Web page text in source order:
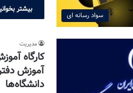
سواد رسانه ای
بیشتر
مدیریت
کارگاه
آموزش
دانشگاه‌ها